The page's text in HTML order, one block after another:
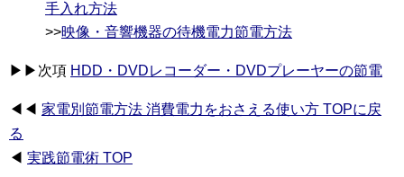
手入れ方法
>>映像・音響機器の待機電力節電方法
▶▶次項 HDD・DVDレコーダー・DVDプレーヤーの節電
◀◀ 家電別節電方法 消費電力をおさえる使い方 TOPに戻
る
◀ 実践節電術 TOP